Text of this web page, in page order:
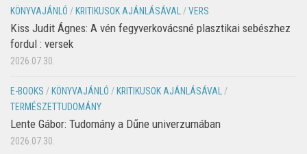
KÖNYVAJÁNLÓ / KRITIKUSOK AJÁNLÁSÁVAL /VERS
Kiss Judit Ágnes: A vén fegyverkovácsné plasztikai sebészhez
fordul : versek
2026.07.30.
E-BOOKS / KÖNYVAJÁNLÓ / KRITIKUSOK AJÁNLÁSÁVAL
/
TERMÉSZETTUDOMÁNY
Lente Gábor: Tudomány a Dűne univerzumában
2026.07.30.